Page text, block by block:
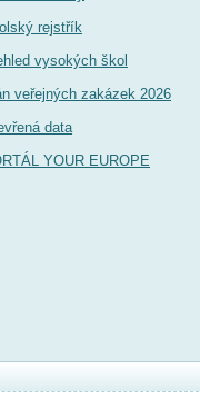
rejstřík
vysokých škol
veřejných zakázek 2026
data
YOUR EUROPE